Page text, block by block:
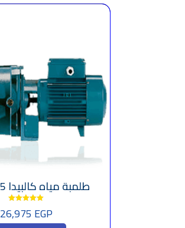
طلمبة مياه كالبيدا 1.5 حصان
5.00
26,975 EGP